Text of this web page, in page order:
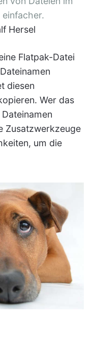
Hersel
Flatpak-Datei
diesen
Wer das
Zusatzwerkzeuge
um die